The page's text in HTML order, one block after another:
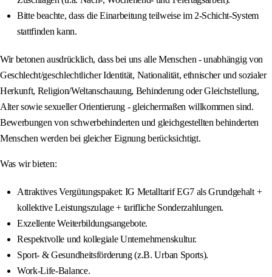
Bitte beachte, dass die Einarbeitung teilweise im 2-Schicht-System
stattfinden kann.
Wir betonen ausdrücklich, dass bei uns alle Menschen - unabhängig von
Geschlecht/geschlechtlicher Identität, Nationalität, ethnischer und sozialer
Herkunft, Religion/Weltanschauung, Behinderung oder Gleichstellung,
Alter sowie sexueller Orientierung - gleichermaßen willkommen sind.
Bewerbungen von schwerbehinderten und gleichgestellten behinderten
Menschen werden bei gleicher Eignung berücksichtigt.
Was wir bieten:
Attraktives Vergütungspaket: IG Metalltarif EG7 als Grundgehalt +
kollektive Leistungszulage + tarifliche Sonderzahlungen.
Exzellente Weiterbildungsangebote.
Respektvolle und kollegiale Unternehmenskultur.
Sport- & Gesundheitsförderung (z.B. Urban Sports).
Work-Life-Balance.